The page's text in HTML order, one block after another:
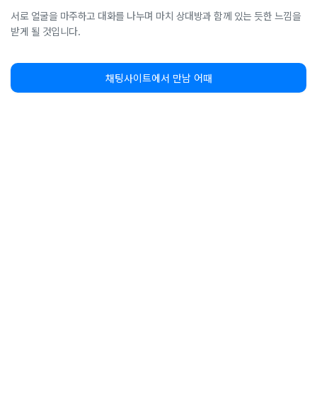
서로 얼굴을 마주하고 대화를 나누며 마치 상대방과 함께 있는 듯한 느낌을
받게 될 것입니다.
채팅사이트에서 만남 어때